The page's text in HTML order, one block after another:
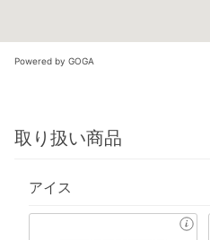
Powered by GOGA
取り扱い商品
アイス